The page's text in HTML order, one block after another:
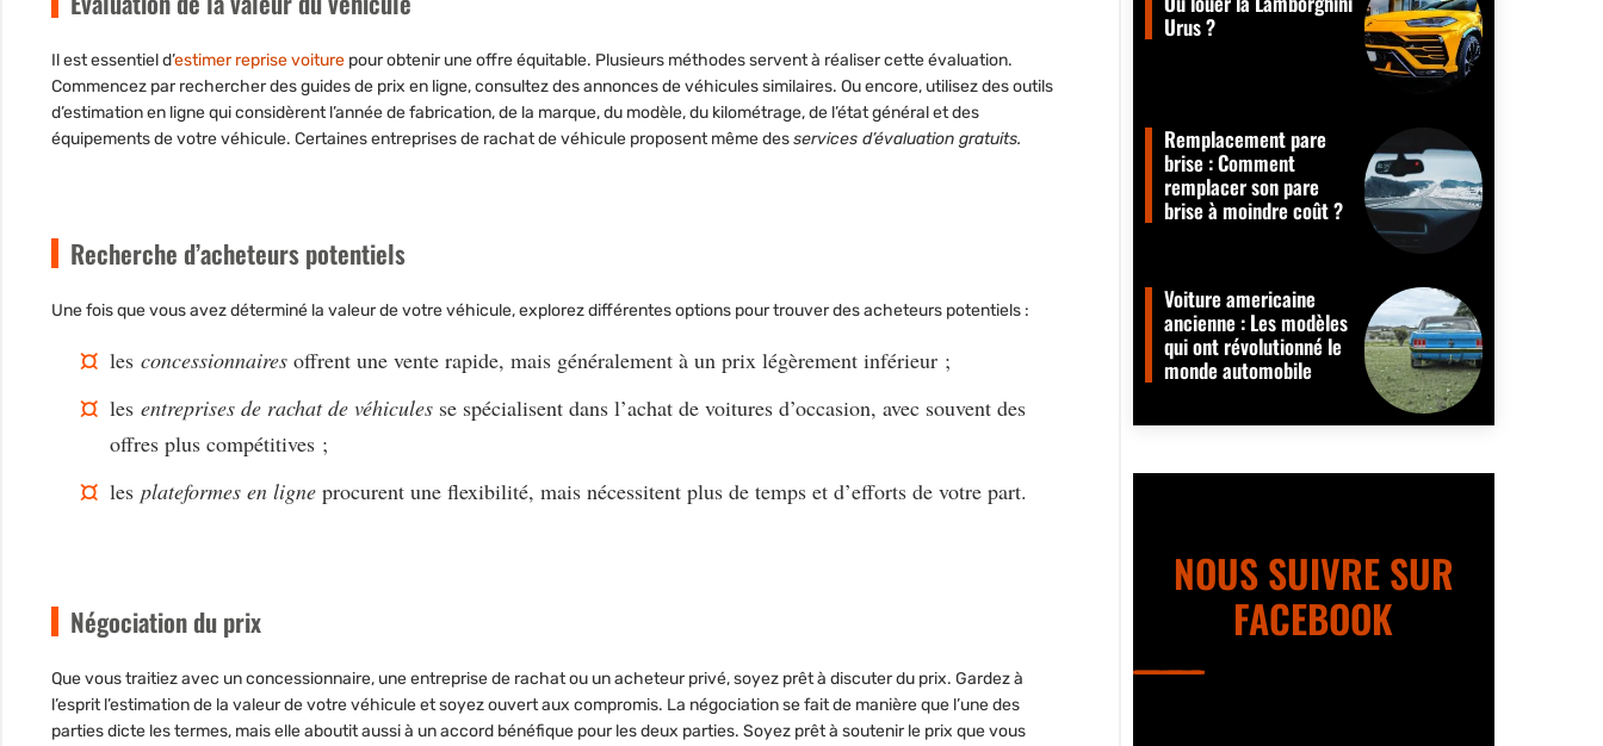
Il est essentiel d’estimer reprise voiture pour obtenir une offre équitable. Plusieurs méthodes servent à réaliser cette évaluation.
Commencez par rechercher desguides de prix en ligne, consultez des annonces de véhicules similaires. Ou encore, utilisez des outils
d’estimation en ligne qui considèrent l’année de fabrication, de la marque, du modèle, du kilométrage, de l’état général et des
équipements de votre véhicule. Certaines entreprises de rachat de véhicule proposent même desservices d’évaluation gratuits.
Recherche d’acheteurs potentiels
Une fois que vous avez déterminé la valeur de votre véhicule, explorez différentes options pour trouver des acheteurs potentiels :
les concessionnaires offrent une vente rapide, mais généralement à un prix légèrement inférieur ;
les entreprises de rachat de véhicules se spécialisent dans l’achat de voitures d’occasion, avec souvent des
offres plus compétitives ;
les plateformes en ligne procurent une flexibilité, mais nécessitent plus de temps et d’efforts de votre part.
Négociation du prix
Que vous traitiez avec un concessionnaire, une entreprise de rachat ou un acheteur privé, soyez prêt à discuter du prix. Gardez à
l’esprit l’estimation de la valeur de votre véhicule et soyez ouvert aux compromis. La négociation se fait de manière que l’une des
parties dicte les termes, mais elle aboutit aussi à un accord bénéfique pour les deux parties. Soyez prêt à soutenir le prix que vous
Urus ?
Remplacement pare
brise : Comment
remplacer son pare
brise à moindre coût ?
Voiture americaine
ancienne : Les modèles
qui ont révolutionné le
monde automobile
NOUS SUIVRE SUR
FACEBOOK